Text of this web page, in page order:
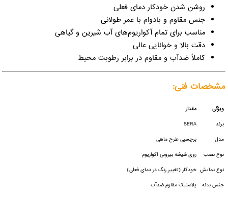
روشن شدن خودکار دمای فعلی
جنس مقاوم و بادوام با عمر طولانی
مناسب برای تمام آکواریوم‌های آب شیرین و گیاهی
دقت بالا و خوانایی عالی
کاملاً ضدآب و مقاوم در برابر رطوبت محیط
مشخصات فنی:
ویژگی
مقدار
برند
SERA
مدل
برچسبی طرح ماهی
نوع نصب
روی شیشه بیرونی آکواریوم
نوع نمایش خودکار (تغییر رنگ در دمای فعلی)
جنس بدنه
پلاستیک مقاوم ضدآب